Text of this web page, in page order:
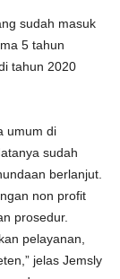
sudah masuk
5 tahun
tahun 2020
umum di
sudah
berlanjut.
non profit
prosedur.
pelayanan,
jelas Jemsly